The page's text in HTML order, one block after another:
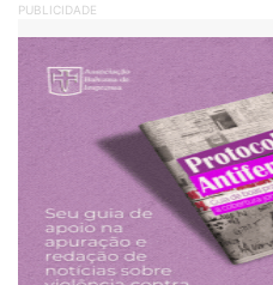
PUBLICIDADE